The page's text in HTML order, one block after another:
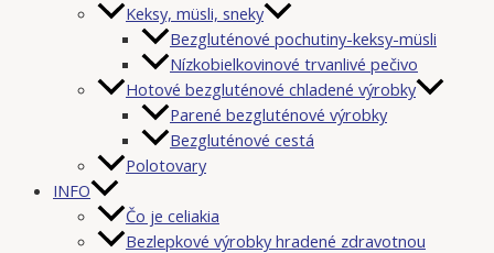
Keksy, müsli, sneky
Bezgluténové pochutiny-keksy-müsli
Nízkobielkovinové trvanlivé pečivo
Hotové bezgluténové chladené výrobky
Parené bezgluténové výrobky
Bezgluténové cestá
Polotovary
INFO
Čo je celiakia
Bezlepkové výrobky hradené zdravotnou